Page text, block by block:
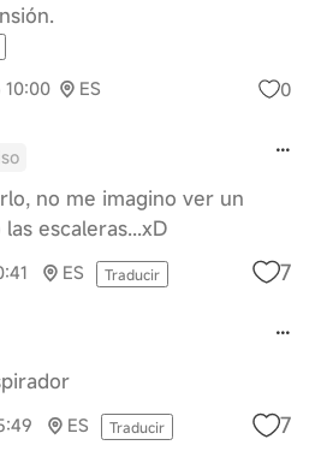
10:00 ES 0
no me imagino ver un
escaleras...xD
ES Traducir 7
ES Traducir 7